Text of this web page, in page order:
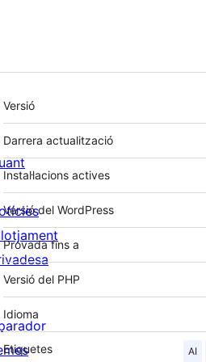
Meta
Versió
Darrera actualització
Instal·lacions actives
Versió del WordPress
Provada fins a
Versió del PHP
Idioma
Etiquetes AI